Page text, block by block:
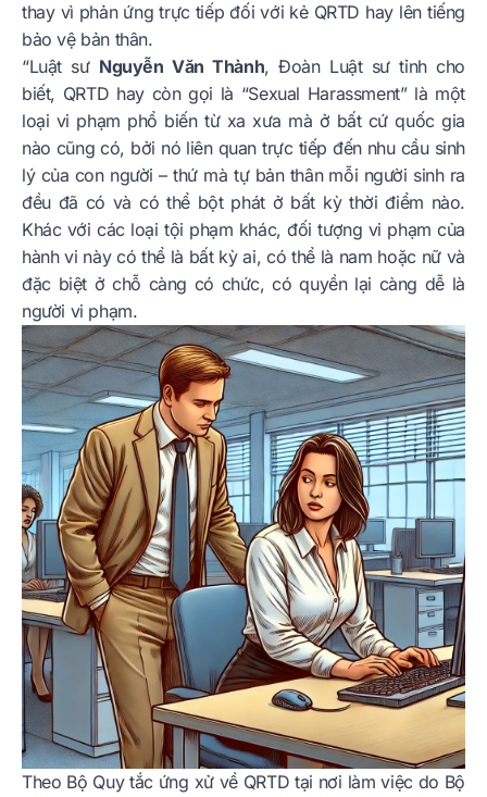
thay vì phản ứng trực tiếp đối với kẻ QRTD hay lên tiếng
bảo vệ bản thân.
“Luật sư Nguyễn Văn Thành, Đoàn Luật sư tỉnh cho
biết, QRTD hay còn gọi là “Sexual Harassment” là một
loại vi phạm phổ biến từ xa xưa mà ở bất cứ quốc gia
nào cũng có, bởi nó liên quan trực tiếp đến nhu cầu sinh
lý của con người – thứ mà tự bản thân mỗi người sinh ra
đều đã có và có thể bột phát ở bất kỳ thời điểm nào.
Khác với các loại tội phạm khác, đối tượng vi phạm của
hành vi này có thể là bất kỳ ai, có thể là nam hoặc nữ và
đặc biệt ở chỗ càng có chức, có quyền lại càng dễ là
người vi phạm.
Theo Bộ Quy tắc ứng xử về QRTD tại nơi làm việc do Bộ